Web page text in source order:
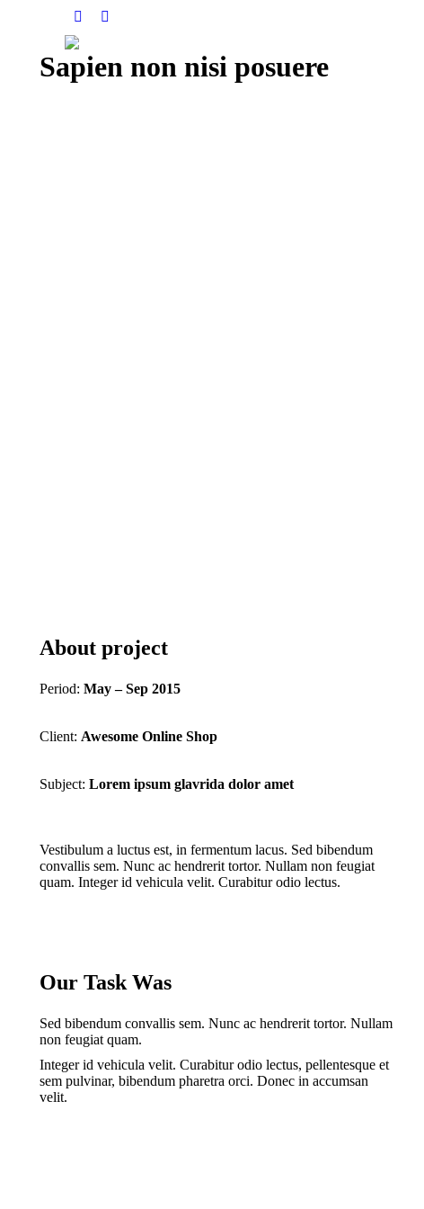
InstagramYouTube
Sapien non nisi posuere
About project
Period: May – Sep 2015
Client: Awesome Online Shop
Subject: Lorem ipsum glavrida dolor amet
Vestibulum a luctus est, in fermentum lacus. Sed bibendum
convallis sem. Nunc ac hendrerit tortor. Nullam non feugiat
quam. Integer id vehicula velit. Curabitur odio lectus.
Our Task Was
Sed bibendum convallis sem. Nunc ac hendrerit tortor. Nullam
non feugiat quam.
Integer id vehicula velit. Curabitur odio lectus, pellentesque et
sem pulvinar, bibendum pharetra orci. Donec in accumsan
velit.